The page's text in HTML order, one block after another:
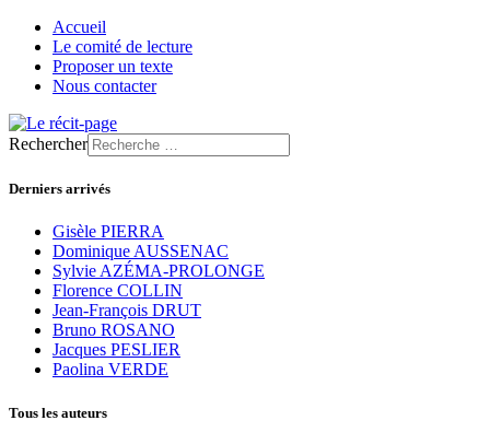
Accueil
Le comité de lecture
Proposer un texte
Nous contacter
Rechercher
Derniers arrivés
Gisèle PIERRA
Dominique AUSSENAC
Sylvie AZÉMA-PROLONGE
Florence COLLIN
Jean-François DRUT
Bruno ROSANO
Jacques PESLIER
Paolina VERDE
Tous les auteurs